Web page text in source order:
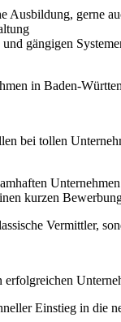
Ausbildung, gerne
gängigen
in Baden-
bei tollen
kurzen
Vermittler,
Einstieg in die